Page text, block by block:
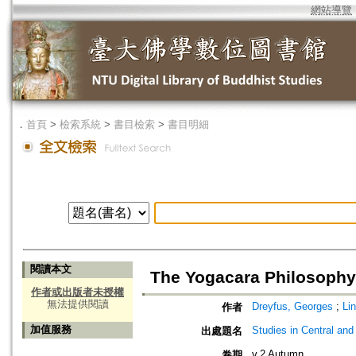
網站導覽
． 首頁 > 檢索系統 > 書目檢索 > 書目明細
閱讀本文
作者或出版者未授權
無法提供閱讀
加值服務
The Yogacara
作者 Dreyfus, Georges ;
出處題名 Studies in Central